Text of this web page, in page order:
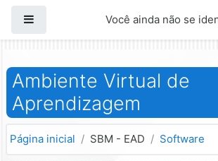
Você ainda não se
Ambiente Virtual de
Aprendizagem
Página inicial SBM - EAD Software